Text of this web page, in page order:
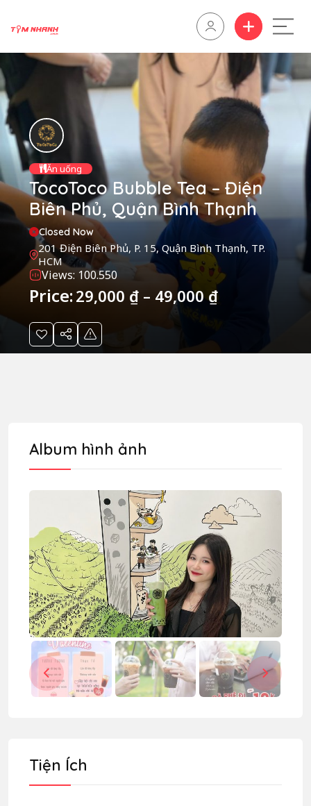
Ăn uống
TocoToco Bubble Tea – Điện
Biên Phủ, Quận Bình Thạnh
Closed Now
201 Điện Biên Phủ, P. 15, Quận Bình Thạnh, TP.
HCM
Views: 100.550
Price: 29,000 ₫ – 49,000₫
Album hình ảnh
Tiện Ích